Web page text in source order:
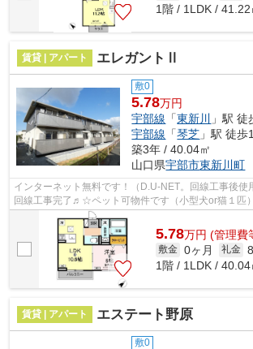
1階 / 1LDK / 41.22
賃貸 | アパート エレガントⅡ
敷0
5.78万円
宇部線 「東新川
」駅 徒
宇部線 「琴芝 」駅 徒歩
築3年 / 40.04㎡
山口県宇部市東新川町
インターネット無料です！（D.U-NET。回線工事後
回線工事完了♬☆ペット可物件です（小型犬or猫１匹
カードキー・対面システムキッチン・エア...
5.78万円 (管理費
敷金 0ヶ月 礼金
1階 / 1LDK / 40.04
賃貸 | アパート エステート野原
敷0